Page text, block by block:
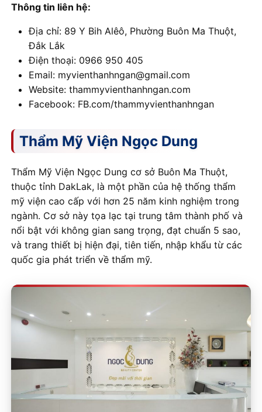
Thông tin liên hệ:
Địa chỉ: 89 Y Bih Alêô, Phường Buôn Ma Thuột,
Đắk Lắk
Điện thoại: 0966 950 405
Email: myvienthanhngan@gmail.com
Website: thammyvienthanhngan.com
Facebook: FB.com/thammyvienthanhngan
Thẩm Mỹ Viện Ngọc Dung
Thẩm Mỹ Viện Ngọc Dung cơ sở Buôn Ma Thuột,
thuộc tỉnh DakLak, là một phần của hệ thống thẩm
mỹ viện cao cấp với hơn 25 năm kinh nghiệm trong
ngành. Cơ sở này tọa lạc tại trung tâm thành phố và
nổi bật với không gian sang trọng, đạt chuẩn 5 sao,
và trang thiết bị hiện đại, tiên tiến, nhập khẩu từ các
quốc gia phát triển về thẩm mỹ.